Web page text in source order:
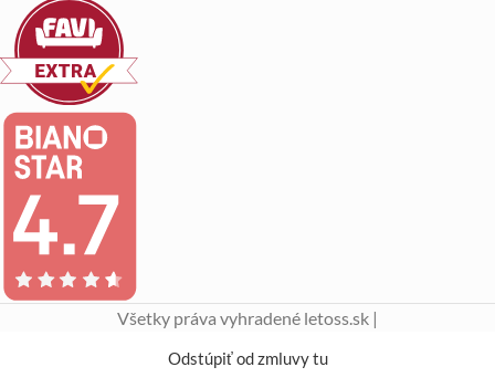
Všetky práva vyhradené letoss.sk |
Odstúpiť od zmluvy tu